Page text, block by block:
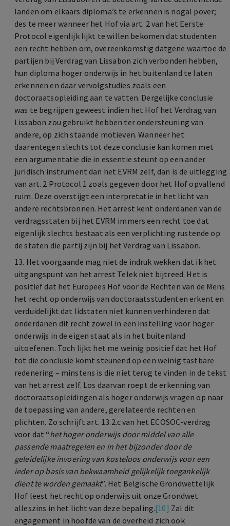
landen om elkaars diploma’s te erkennen is nogal pover;
des te meer wanneer het Hof via art. 2 van het Eerste
Protocol eigenlijk lijkt te willen bekomen dat studenten
een recht hebben om, overeenkomstig datgene waartoe de
partijen bij Verdrag van Lissabon zich verbonden hebben,
hun diploma hoger onderwijs in het buitenland te laten
erkennen en daar vervolgstudies zoals een
doctoraatsopleiding aan te vatten. Dergelijke conclusie
was te begrijpen geweest indien het Hof het Verdrag van
Lissabon zou gebruikt hebben ter ondersteuning van
andere, op zich staande motieven. Wanneer het
daarentegen slechts tot deze conclusie kan komen met
een argumentatie die in essentie steunt op een ander
juridisch instrument dan het EVRM zelf, dan is de uitlegging
van art. 2 Protocol 1 zoals gegeven door het Hof opvallend
ruim. Deze overstijgt een interpretatie in het licht van
andere rechtsbronnen. Het arrest kent onderdanen van de
verdragsstaten bij het EVRM immers een recht toe dat
eigenlijk slechts bestaat als een verplichting rustende op
de staten die partij zijn bij het Verdrag van Lissabon.
13. Het voorgaande mag niet de indruk wekken dat ik het
uitgangspunt van het arrest Telek niet bijtreed. Het is
positief dat het Europees Hof voor de Rechten van de Mens
het recht op onderwijs van doctoraatsstudenten erkent en
verduidelijkt dat lidstaten niet kunnen verhinderen dat
onderdanen dit recht zowel in een instelling voor hoger
onderwijs in de eigen staat als in het buitenland
uitoefenen. Toch lijkt het me weinig positief dat het Hof
tot die conclusie komt steunend op een weinig tastbare
redenering – minstens is die niet terug te vinden in de tekst
van het arrest zelf. Los daarvan roept de erkenning van
doctoraatsopleidingen als hoger onderwijs vragen op naar
de toepassing van andere, gerelateerde rechten en
plichten. Zo schrijft art. 13.2.c van het ECOSOC-verdrag
voor dat “het hoger onderwijs door middel van alle
passende maatregelen en in het bijzonder door de
geleidelijke invoering van kosteloos onderwijs voor een
ieder op basis van bekwaamheid gelijkelijk toegankelijk
dient te worden gemaakt”. Het Belgische Grondwettelijk
Hof leest het recht op onderwijs uit onze Grondwet
alleszins in het licht van deze bepaling.[10] Zal dit
engagement in hoofde van de overheid zich ook